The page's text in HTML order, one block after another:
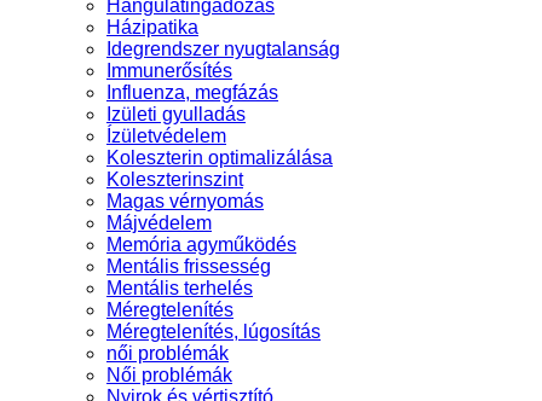
Hangulatingadozás
Házipatika
Idegrendszer nyugtalanság
Immunerősítés
Influenza, megfázás
Izületi gyulladás
Ízületvédelem
Koleszterin optimalizálása
Koleszterinszint
Magas vérnyomás
Májvédelem
Memória agyműködés
Mentális frissesség
Mentális terhelés
Méregtelenítés
Méregtelenítés, lúgosítás
női problémák
Női problémák
Nyirok és vértisztító